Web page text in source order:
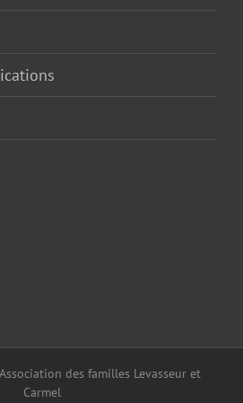
des familles Levasseur et
Carmel